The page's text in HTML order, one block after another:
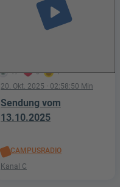
17 0 1
play_arrow
20. Okt. 2025 · 02:58:50 Min
Sendung vom
13.10.2025
CAMPUSRADIO
Kanal C